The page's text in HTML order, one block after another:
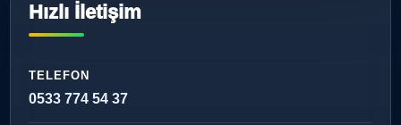
Hızlı İletişim
TELEFON
0533 774 54 37